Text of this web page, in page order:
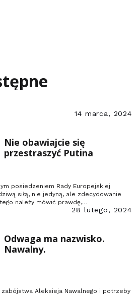
14 marca, 2024
Nie obawiajcie się
przestraszyć Putina
posiedzeniem Rady Europejskiej
siłą, nie jedyną, ale zdecydowanie
należy mówić prawdę,…
28 lutego, 2024
Odwaga ma nazwisko.
Nawalny.
Aleksieja Nawalnego i potrzeby